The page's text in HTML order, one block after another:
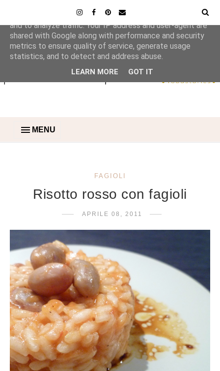
MENU
FAGIOLI
Risotto rosso con fagioli
APRILE 08, 2011
This site uses cookies from Google to deliver its services
and to analyze traffic. Your IP address and user-agent are
shared with Google along with performance and security
metrics to ensure quality of service, generate usage
statistics, and to detect and address abuse.
LEARN MORE GOT IT